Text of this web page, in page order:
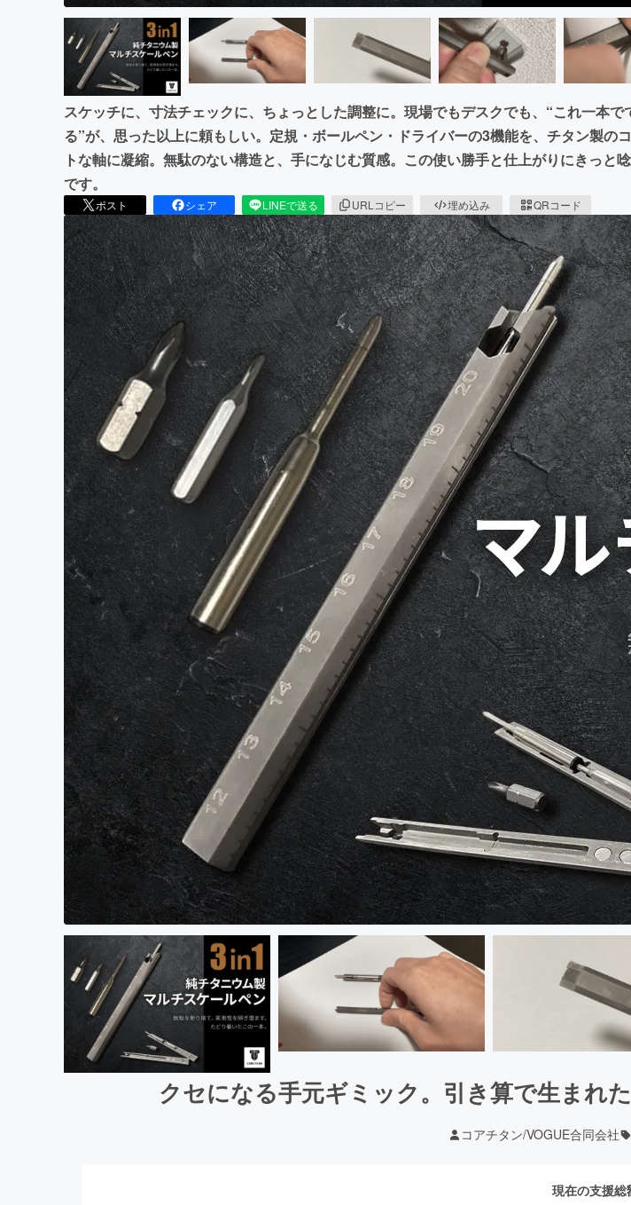
スケッチに、寸法チェックに、ちょっとした調整に。現場でもデスクでも、“これ一本で
る”が、思った以上に頼もしい。定規・ボールペン・ドライバーの3機能を、チタン製の
トな軸に凝縮。無駄のない構造と、手になじむ質感。この使い勝手と仕上がりにきっと
です。
ポスト シェア LINEで送る URLコピー 埋め込み QRコード
クセになる手元ギミック。引き算で生まれ
コアチタン/VOGUE合同会社
現在の支援総